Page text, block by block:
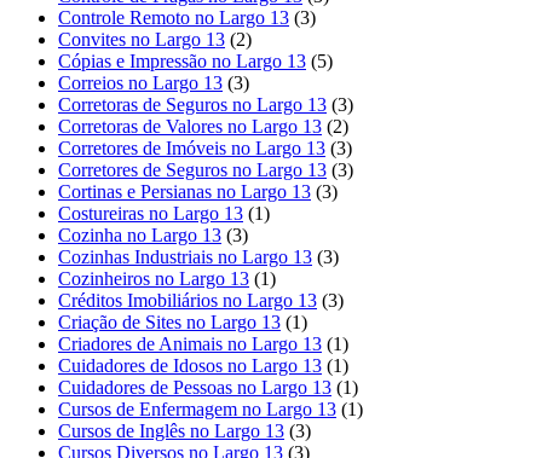
Controle Remoto no Largo 13 (3)
Convites no Largo 13 (2)
Cópias e Impressão no Largo 13 (5)
Correios no Largo 13 (3)
Corretoras de Seguros no Largo 13 (3)
Corretoras de Valores no Largo 13 (2)
Corretores de Imóveis no Largo 13 (3)
Corretores de Seguros no Largo 13 (3)
Cortinas e Persianas no Largo 13 (3)
Costureiras no Largo 13 (1)
Cozinha no Largo 13 (3)
Cozinhas Industriais no Largo 13 (3)
Cozinheiros no Largo 13 (1)
Créditos Imobiliários no Largo 13 (3)
Criação de Sites no Largo 13 (1)
Criadores de Animais no Largo 13 (1)
Cuidadores de Idosos no Largo 13 (1)
Cuidadores de Pessoas no Largo 13 (1)
Cursos de Enfermagem no Largo 13 (1)
Cursos de Inglês no Largo 13 (3)
Cursos Diversos no Largo 13 (3)